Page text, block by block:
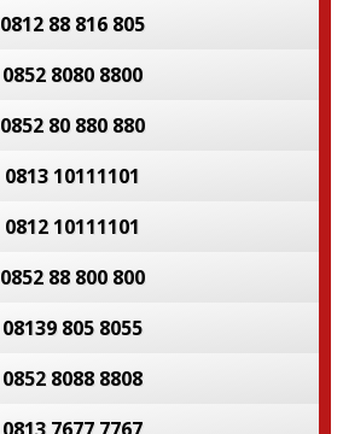
0812 88 816 805
0852 8080 8800
0852 80 880 880
0813 10111101
0812 10111101
0852 88 800 800
08139 805 8055
0852 8088 8808